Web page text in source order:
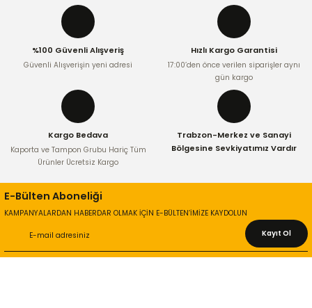
Ürün bilgilerinde hatalar bulunuyor.
Ürün fiyatı diğer sitelerden daha pahalı.
Bu ürüne benzer farklı alternatifler olmalı.
%100 Güvenli Alışveriş
Güvenli Alışverişin yeni adresi
Hızlı Kargo Garantisi
17:00’den önce verilen siparişler aynı
gün kargo
Kargo Bedava
Kaporta ve Tampon Grubu Hariç Tüm
Ürünler Ücretsiz Kargo
Trabzon-Merkez ve Sanayi
Bölgesine Sevkiyatımız Vardır
E-Bülten Aboneliği
KAMPANYALARDAN HABERDAR OLMAK İÇİN E-BÜLTEN’İMİZE KAYDOLUN
Kayıt Ol